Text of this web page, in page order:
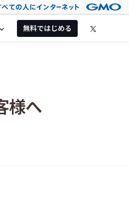
expand_more 無料ではじめる
様へ